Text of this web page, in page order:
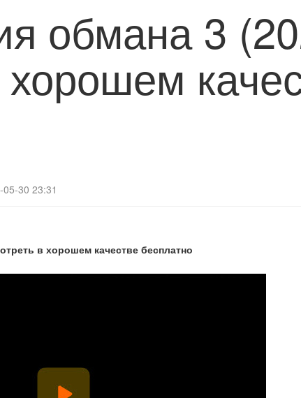
обмана 3
хорошем
05-30 23:31
в хорошем качестве бесплатно